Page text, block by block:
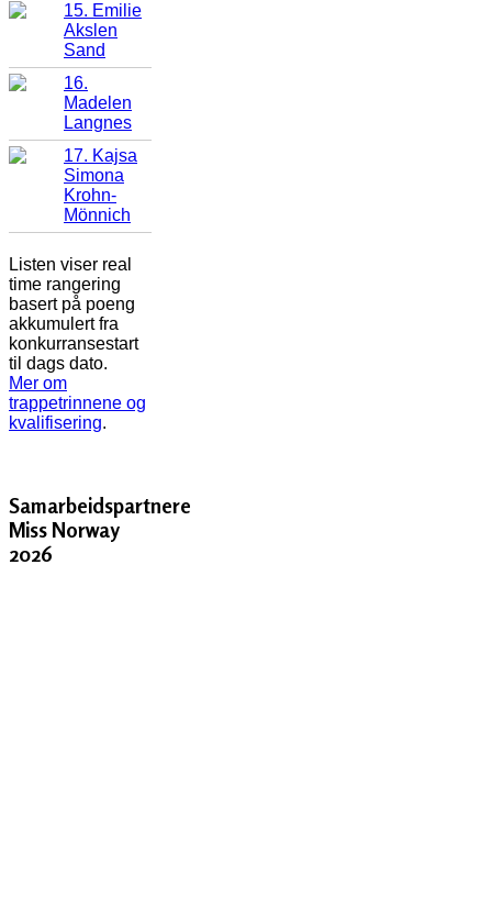
15. Emilie
Akslen
Sand
16.
Madelen
Langnes
17. Kajsa
Simona
Krohn-
Mönnich
Listen viser real
time rangering
basert på poeng
akkumulert fra
konkurransestart
til dags dato.
Mer om
trappetrinnene og
kvalifisering.
Samarbeidspartnere
Miss Norway
2026